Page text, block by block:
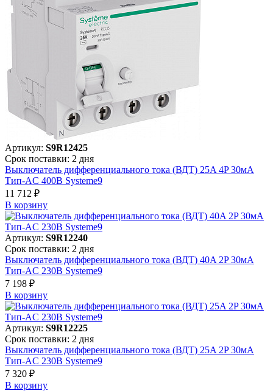
Артикул: S9R12425
Срок поставки: 2 дня
Выключатель дифференциального тока (ВДТ) 25A 4P 30мА
Тип-AC 400В Systeme9
11 712 ₽
В корзинy
Артикул: S9R12240
Срок поставки: 2 дня
Выключатель дифференциального тока (ВДТ) 40A 2P 30мА
Тип-AC 230В Systeme9
7 198 ₽
В корзинy
Артикул: S9R12225
Срок поставки: 2 дня
Выключатель дифференциального тока (ВДТ) 25A 2P 30мА
Тип-AC 230В Systeme9
7 320 ₽
В корзинy